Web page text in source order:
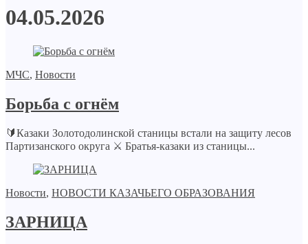
04.05.2026
МЧС, Новости
Борьба с огнём
🔰Казаки Золотодолинской станицы встали на защиту лесов
Партизанского округа ⚔️ Братья-казаки из станицы...
Новости, НОВОСТИ КАЗАЧЬЕГО ОБРАЗОВАНИЯ
ЗАРНИЦА